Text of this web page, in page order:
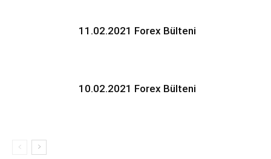
11.02.2021 Forex Bülteni
10.02.2021 Forex Bülteni